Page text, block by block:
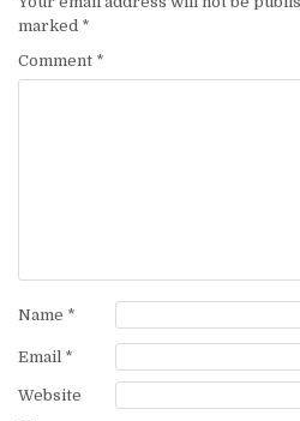
marked *
Comment *
Name *
Email *
Website